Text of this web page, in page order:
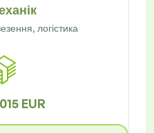
логістика
EUR